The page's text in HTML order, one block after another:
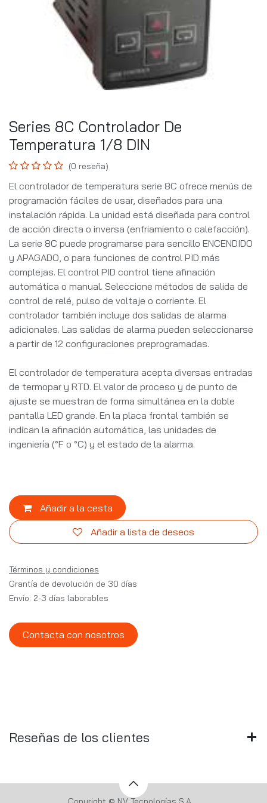
Series 8C Controlador De
Temperatura 1/8 DIN
(0 reseña)
El controlador de temperatura serie 8C ofrece menús de
programación fáciles de usar, diseñados para una
instalación rápida. La unidad está diseñada para control
de acción directa o inversa (enfriamiento o calefacción).
La serie 8C puede programarse para sencillo ENCENDIDO
y APAGADO, o para funciones de control PID más
complejas. El control PID control tiene afinación
automática o manual. Seleccione métodos de salida de
control de relé, pulso de voltaje o corriente. El
controlador también incluye dos salidas de alarma
adicionales. Las salidas de alarma pueden seleccionarse
a partir de 12 configuraciones preprogramadas.
El controlador de temperatura acepta diversas entradas
de termopar y RTD. El valor de proceso y de punto de
ajuste se muestran de forma simultánea en la doble
pantalla LED grande. En la placa frontal también se
indican la afinación automática, las unidades de
ingeniería (°F o °C) y el estado de la alarma.
Añadir a la cesta
Añadir a lista de deseos
Términos y condiciones
Grantía de devolución de 30 días
Envío: 2-3 días laborables
Contacta con nosotros
Reseñas de los clientes